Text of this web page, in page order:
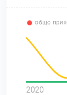
общо
2020